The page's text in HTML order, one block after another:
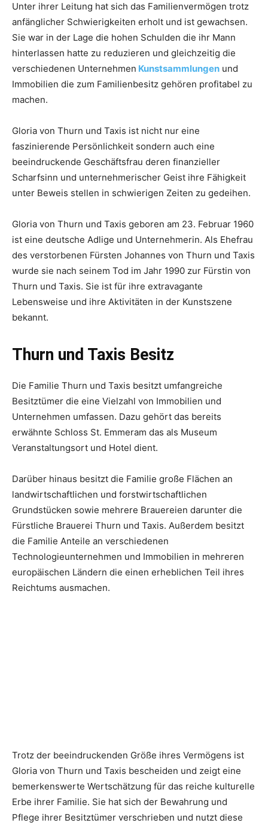
Unter ihrer Leitung hat sich das Familienvermögen trotz
anfänglicher Schwierigkeiten erholt und ist gewachsen.
Sie war in der Lage die hohen Schulden die ihr Mann
hinterlassen hatte zu reduzieren und gleichzeitig die
verschiedenen Unternehmen Kunstsammlungen und
Immobilien die zum Familienbesitz gehören profitabel zu
machen.
Gloria von Thurn und Taxis ist nicht nur eine
faszinierende Persönlichkeit sondern auch eine
beeindruckende Geschäftsfrau deren finanzieller
Scharfsinn und unternehmerischer Geist ihre Fähigkeit
unter Beweis stellen in schwierigen Zeiten zu gedeihen.
Gloria von Thurn und Taxis geboren am 23. Februar 1960
ist eine deutsche Adlige und Unternehmerin. Als Ehefrau
des verstorbenen Fürsten Johannes von Thurn und Taxis
wurde sie nach seinem Tod im Jahr 1990 zur Fürstin von
Thurn und Taxis. Sie ist für ihre extravagante
Lebensweise und ihre Aktivitäten in der Kunstszene
bekannt.
Thurn und Taxis Besitz
Die Familie Thurn und Taxis besitzt umfangreiche
Besitztümer die eine Vielzahl von Immobilien und
Unternehmen umfassen. Dazu gehört das bereits
erwähnte Schloss St. Emmeram das als Museum
Veranstaltungsort und Hotel dient.
Darüber hinaus besitzt die Familie große Flächen an
landwirtschaftlichen und forstwirtschaftlichen
Grundstücken sowie mehrere Brauereien darunter die
Fürstliche Brauerei Thurn und Taxis. Außerdem besitzt
die Familie Anteile an verschiedenen
Technologieunternehmen und Immobilien in mehreren
europäischen Ländern die einen erheblichen Teil ihres
Reichtums ausmachen.
Trotz der beeindruckenden Größe ihres Vermögens ist
Gloria von Thurn und Taxis bescheiden und zeigt eine
bemerkenswerte Wertschätzung für das reiche kulturelle
Erbe ihrer Familie. Sie hat sich der Bewahrung und
Pflege ihrer Besitztümer verschrieben und nutzt diese